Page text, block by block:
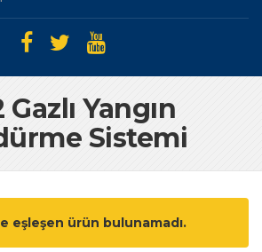
Gazlı Yangın
Sistemi
eşleşen ürün bulunamadı.